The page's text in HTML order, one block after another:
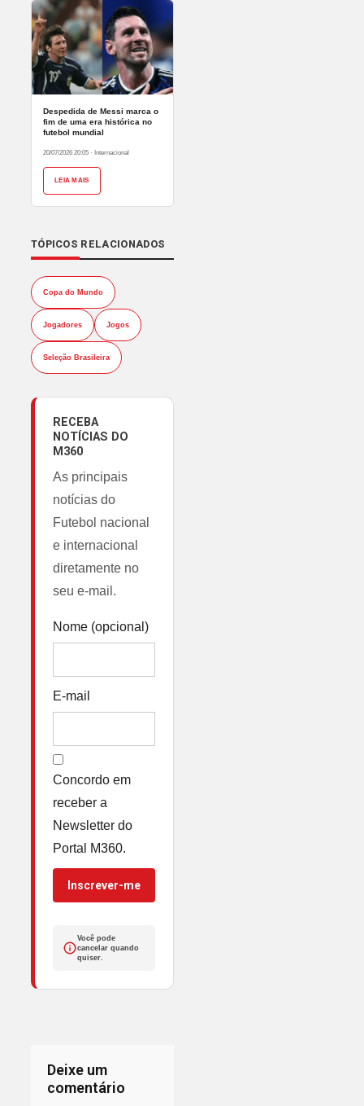
Despedida de Messi marca o
fim de uma era histórica no
futebol mundial
20/07/2026 20:05 · Internacional
LEIA MAIS
TÓPICOS RELACIONADOS
Copa do Mundo
Jogadores Jogos
Seleção Brasileira
RECEBA
NOTÍCIAS DO
M360
As principais
notícias do
Futebol nacional
e internacional
diretamente no
seu e-mail.
Nome (opcional)
E-mail
Concordo em
receber a
Newsletter do
Portal M360.
Inscrever-me
Você pode
cancelar quando
quiser.
Deixe um
comentário